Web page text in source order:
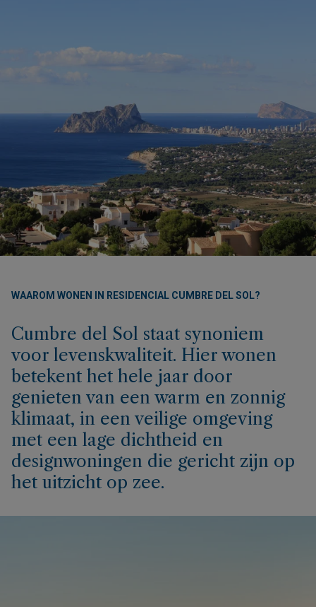
WAAROM WONEN IN RESIDENCIAL CUMBRE DEL SOL?
Cumbre del Sol staat synoniem
voor levenskwaliteit. Hier wonen
betekent het hele jaar door
genieten van een warm en zonnig
klimaat, in een veilige omgeving
met een lage dichtheid en
designwoningen die gericht zijn op
het uitzicht op zee.